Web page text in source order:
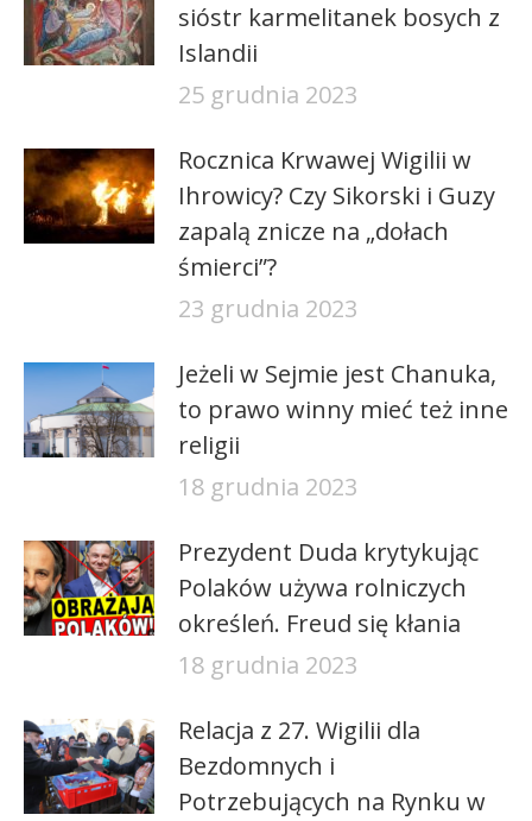
sióstr karmelitanek bosych z
Islandii
25 grudnia 2023
Rocznica Krwawej Wigilii w
Ihrowicy? Czy Sikorski i Guzy
zapalą znicze na „dołach
śmierci”?
23 grudnia 2023
Jeżeli w Sejmie jest Chanuka,
to prawo winny mieć też inne
religii
18 grudnia 2023
Prezydent Duda krytykując
Polaków używa rolniczych
określeń. Freud się kłania
18 grudnia 2023
Relacja z 27. Wigilii dla
Bezdomnych i
Potrzebujących na Rynku w